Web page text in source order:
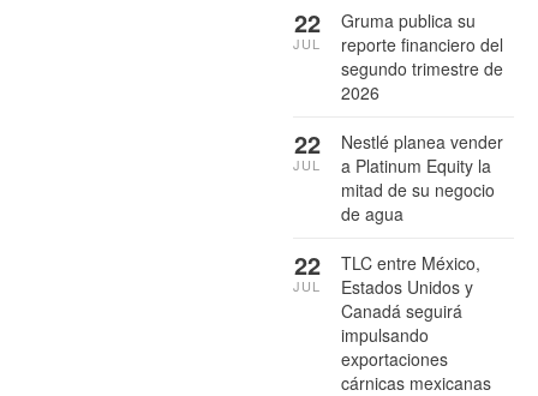
Gruma publica su
reporte financiero del
segundo trimestre de
2026
22
JUL
Nestlé planea vender
a Platinum Equity la
mitad de su negocio
de agua
22
JUL
TLC entre México,
Estados Unidos y
Canadá seguirá
impulsando
exportaciones
cárnicas mexicanas
22
JUL